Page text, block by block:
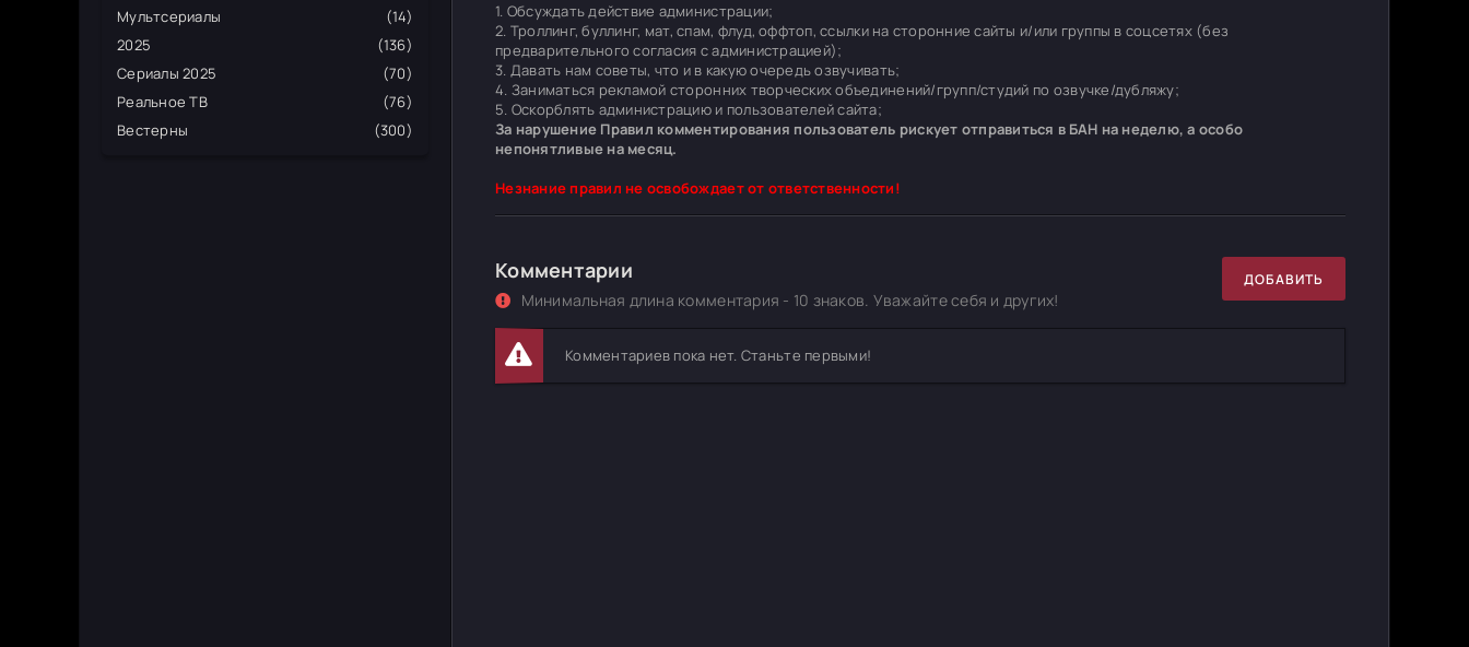
Мультсериалы
(14)
2025
(136)
Сериалы 2025
(70)
Реальное ТВ
(76)
Вестерны
(300)
1. Обсуждать действие администрации;
2. Троллинг, буллинг, мат, спам, флуд, оффтоп, ссылки на сторонние сайты и/или группы в соцсетях (без
предварительного согласия с администрацией);
3. Давать нам советы, что и в какую очередь озвучивать;
4. Заниматься рекламой сторонних творческих объединений/групп/студий по озвучке/дубляжу;
5. Оскорблять администрацию и пользователей сайта;
За нарушение Правил комментирования пользователь рискует отправиться в БАН на неделю, а особо
непонятливые на месяц.
Незнание правил не освобождает от ответственности!
Комментарии
Минимальная длина комментария - 10 знаков. Уважайте себя и других!
ДОБАВИТЬ
Комментариев пока нет. Станьте первыми!